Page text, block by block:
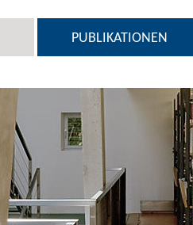
PUBLIKATIONEN